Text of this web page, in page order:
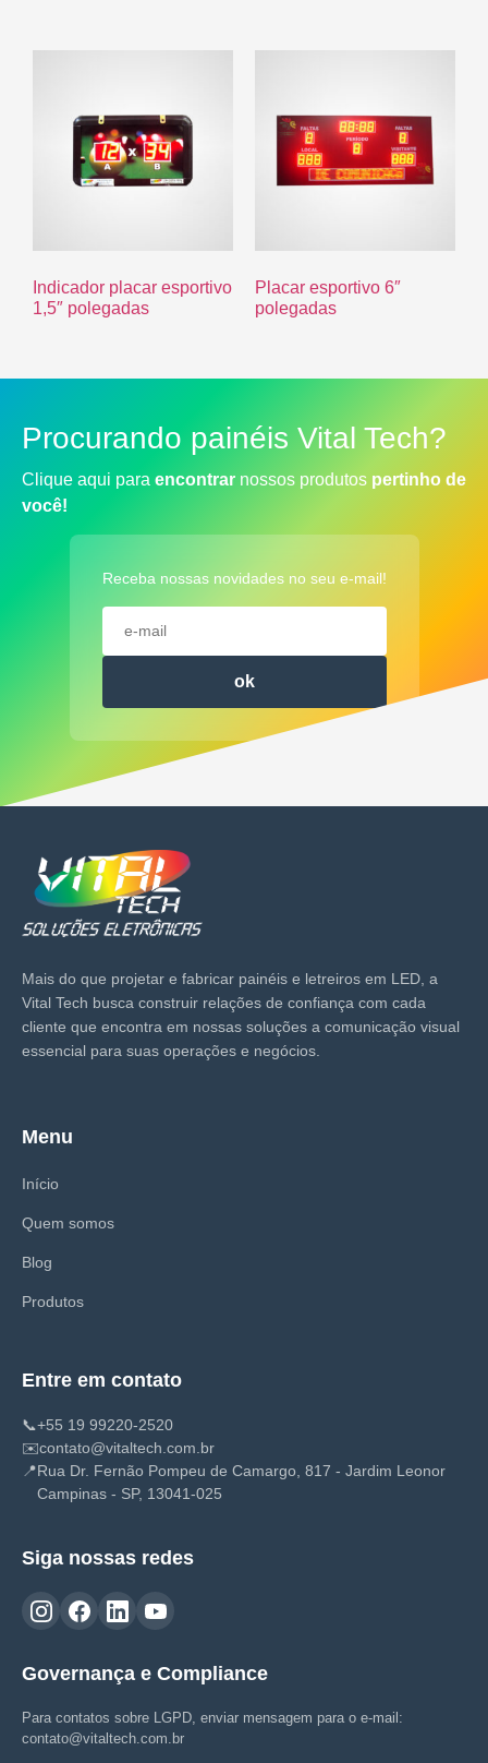
Indicador placar esportivo
1,5″ polegadas
Placar esportivo 6″
polegadas
Procurando painéis Vital Tech?
Clique aqui para encontrar nossos produtos pertinho de
você!
Receba nossas novidades no seu e-mail!
ok
Mais do que projetar e fabricar painéis e letreiros em LED, a
Vital Tech busca construir relações de confiança com cada
cliente que encontra em nossas soluções a comunicação visual
essencial para suas operações e negócios.
Menu
Início
Quem somos
Blog
Produtos
Entre em contato
📞+55 19 99220-2520
✉️contato@vitaltech.com.br
📍Rua Dr. Fernão Pompeu de Camargo, 817 - Jardim Leonor
Campinas - SP, 13041-025
Siga nossas redes
Governança e Compliance
Para contatos sobre LGPD, enviar mensagem para o e-mail:
contato@vitaltech.com.br